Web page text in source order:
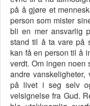
på å gjøre et
person som mister
bli en mer ansvarlig
stand til å ta vare på
kan få en person til å
verdt. Om ingen noen
andre
på livet i seg selv
velsignelse fra Gud.